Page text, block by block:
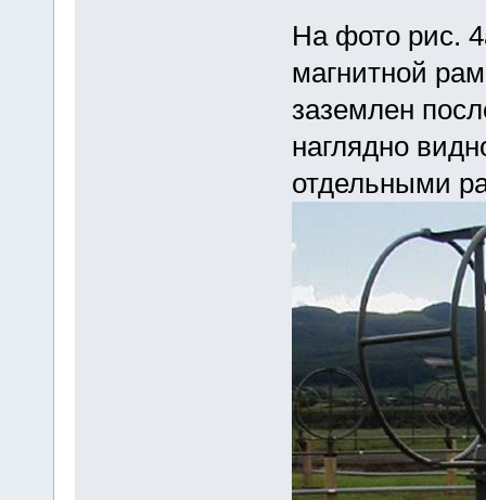
На фото рис.
магнитной
заземлен
наглядно
отдельными